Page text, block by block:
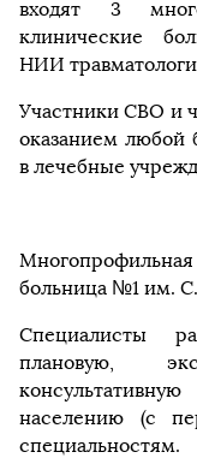
входят 3
клинические
НИИ
Участники СВО и
оказанием любой
в лечебные
больница №1 им.
Специалисты
плановую,
населению (с
специальностям.